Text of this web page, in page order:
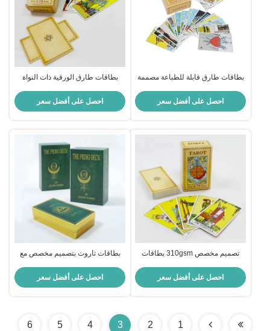
بطاقات طارق قابلة للطباعة مصممة
حجم 57 * 87 مم
احصل على أفضل سعر
بطاقات طارق الورقية ذات النواة
احصل على أفضل سعر
تصميم مخصص 310gsm بطاقات
دليل متضمن
احصل على أفضل سعر
بطاقات تاروت بتصميم مخصص مع
70*120 ملم للترفيه
احصل على أفضل سعر
1
2
3
4
5
6